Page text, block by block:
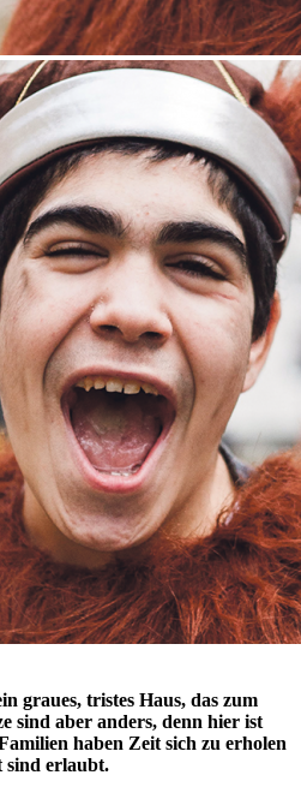
graues, tristes Haus, das zum
sind aber anders, denn hier ist
haben Zeit sich zu erholen
sind erlaubt.